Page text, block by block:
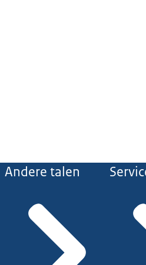
Andere talen